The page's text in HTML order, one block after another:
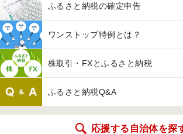
ふるさと納税の確定申告
ワンストップ特例とは？
株取引・FXとふるさと納税
ふるさと納税Q&A
応援する自治体を探